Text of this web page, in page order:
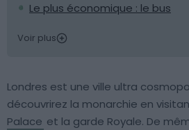
Le plus économique : le bus
Voir plus
Londres est une ville ultra
découvrirez la monarchie en
Palace et la garde Royale. De